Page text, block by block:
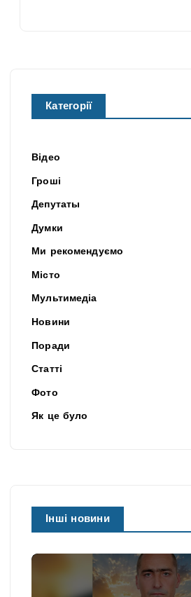
Категорії
Відео
Гроші
Депутаты
Думки
Ми рекомендуємо
Місто
Мультимедіа
Новини
Поради
Статті
Фото
Як це було
Інші новини